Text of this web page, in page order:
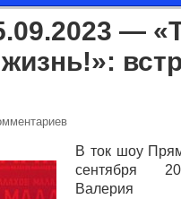
—
В ток шоу
сентября
Валерия